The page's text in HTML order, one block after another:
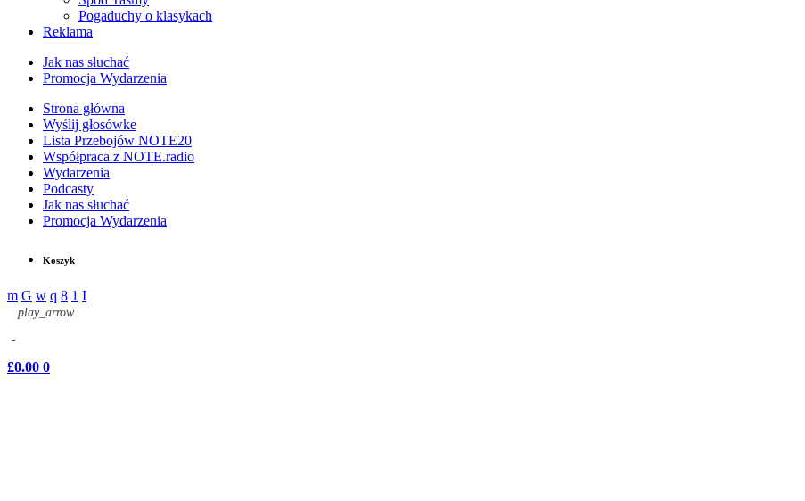
Pogaduchy o klasykach
Reklama
Jak nas słuchać
Promocja Wydarzenia
Strona główna
Wyślij głosówke
Lista Przebojów NOTE20
Współpraca z NOTE.radio
Wydarzenia
Podcasty
Jak nas słuchać
Promocja Wydarzenia
Koszyk
play_arrow
-
£0.00 0